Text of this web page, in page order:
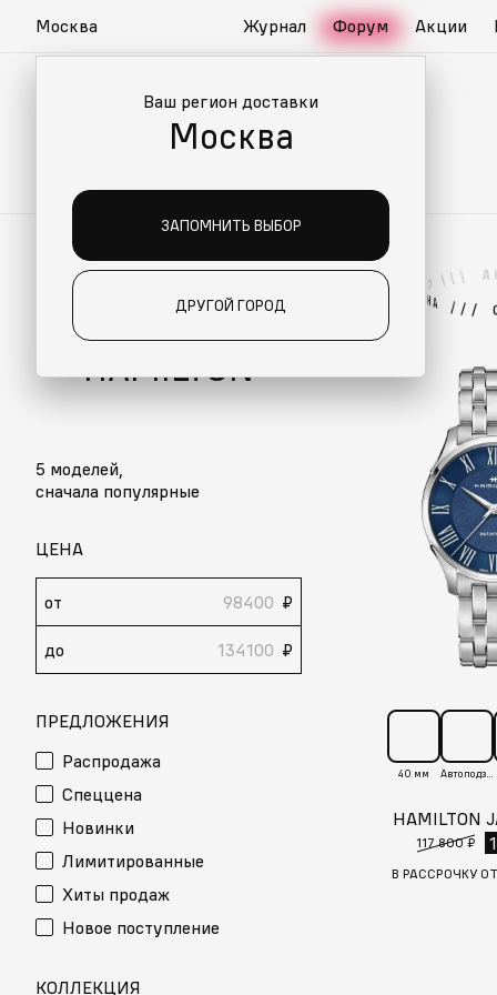
Москва
Ваш регион доставки
Москва
ЗАПОМНИТЬ ВЫБОР
ДРУГОЙ ГОРОД
Журнал Форум Акции
HAMILTON
ЧАСЫ
HAMILTON
5 моделей,
сначала популярные
ЦЕНА
от ₽
до ₽
ПРЕДЛОЖЕНИЯ
Распродажа
Спеццена
Новинки
Лимитированные
Хиты продаж
Новое поступление
КОЛЛЕКЦИЯ
А
/
/
/
С
НА / / /
40 мм
HAMILTON
117 800 ₽
В РАССРОЧКУ ОТ